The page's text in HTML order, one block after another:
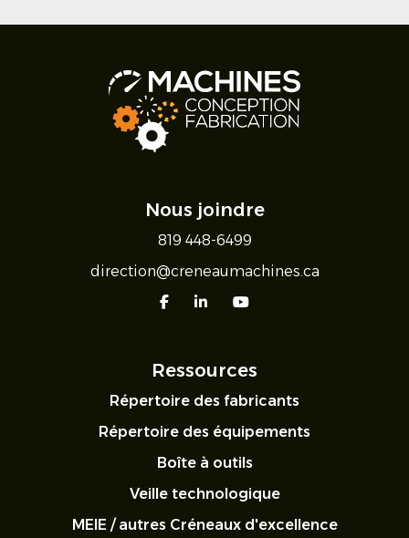
Nous joindre
819 448-6499
direction@creneaumachines.ca
facebooklinkedinyoutube
Ressources
Répertoire des fabricants
Répertoire des équipements
Boîte à outils
Veille technologique
MEIE / autres Créneaux d'excellence